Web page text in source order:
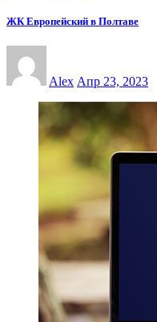
ЖК Европейский в Полтаве
Alex Апр 23, 2023